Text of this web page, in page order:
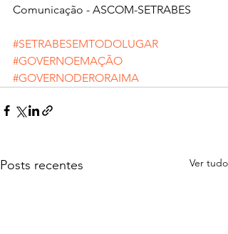
Comunicação - ASCOM-SETRABES
#SETRABESEMTODOLUGAR
#GOVERNOEMAÇÃO
#GOVERNODERORAIMA
Posts recentes Ver tudo